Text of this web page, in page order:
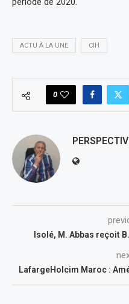
ACTU À LA UNE CIH
0
Isolé, M. Abbas reçoit
LafargeHolcim Maroc :